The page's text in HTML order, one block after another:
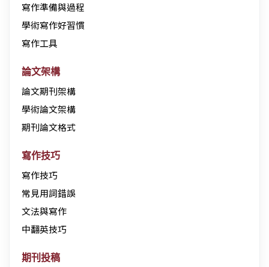
寫作準備與過程
學術寫作好習慣
寫作工具
論文架構
論文期刊架構
學術論文架構
期刊論文格式
寫作技巧
寫作技巧
常見用詞錯誤
文法與寫作
中翻英技巧
期刊投稿